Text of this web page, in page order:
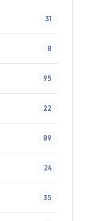
31
8
95
22
89
24
35